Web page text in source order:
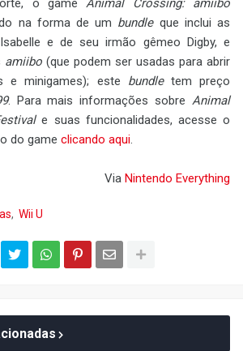
o gameAnimal Crossing: amiibo
na forma de um bundleque inclui as
e de seu irmão gêmeo Digby, e
amiibo (que podem ser usadas para abrir
e minigames); este bundletem preço
. Para mais informações sobreAnimal
e suas funcionalidades, acesse o
do game clicando aqui.
Via Nintendo Everything
Wii U